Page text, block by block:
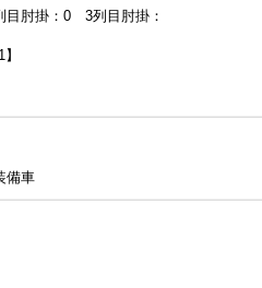
肘掛：0 3列目肘掛：
備車